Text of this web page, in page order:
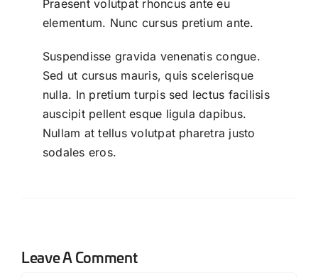
Praesent volutpat rhoncus ante eu
elementum. Nunc cursus pretium ante.
Suspendisse gravida venenatis congue.
Sed ut cursus mauris, quis scelerisque
nulla. In pretium turpis sed lectus facilisis
auscipit pellent esque ligula dapibus.
Nullam at tellus volutpat pharetra justo
sodales eros.
Leave A Comment